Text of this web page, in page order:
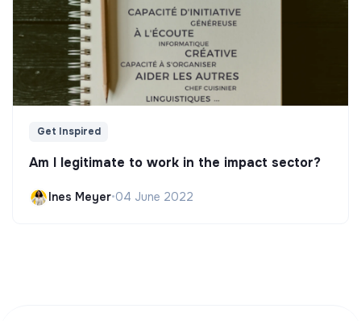
Get Inspired
Am I legitimate to work in the impact sector?
Ines Meyer•04 June 2022